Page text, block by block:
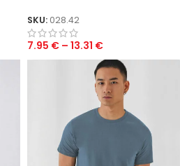
SKU: 028.42
7.95 € – 13.31 €